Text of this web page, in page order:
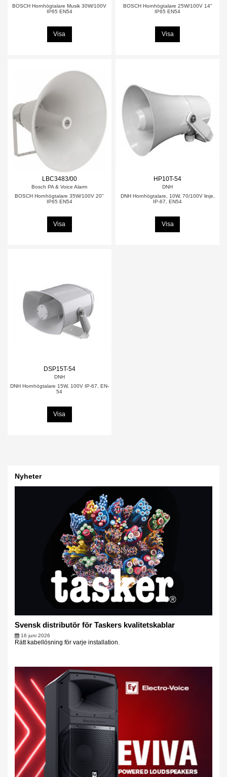
BOSCH Hornhögtalare Musik 30W/100V
IP65 EN54
Visa
BOSCH Hornhögtalare 25W/100V 14"
IP65 EN54
Visa
LBC3483/00
Bosch PA & Voice Alarm
BOSCH Hornhögtalare 35W/100V 20"
IP65 EN54
Visa
HP10T-54
DNH
DNH Hornhögtalare, 10W, 70/100V linje,
IP-67, EN54
Visa
DSP15T-54
DNH
DNH Hornhögtalare 15W, 100V IP-67, EN-
54
Visa
Nyheter
Svensk distributör för Taskers kvalitetskablar
16 juni 2026
Rätt kabellösning för varje installation.